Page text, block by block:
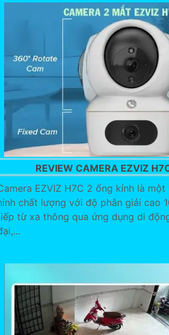
REVIEW CAMERA EZVIZ
EZVIZ H7C 2 ống kính là một
chất lượng với độ phân giải cao
từ xa thông qua ứng dụng di